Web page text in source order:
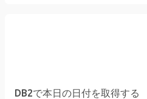
DB2で本日の日付を取得する